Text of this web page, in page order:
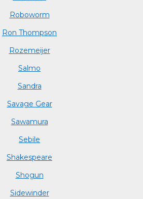
Roboworm
Ron Thompson
Rozemeijer
Salmo
Sandra
Savage Gear
Sawamura
Sebile
Shakespeare
Shogun
Sidewinder